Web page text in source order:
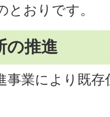
とおりです。
の推進
事業により既